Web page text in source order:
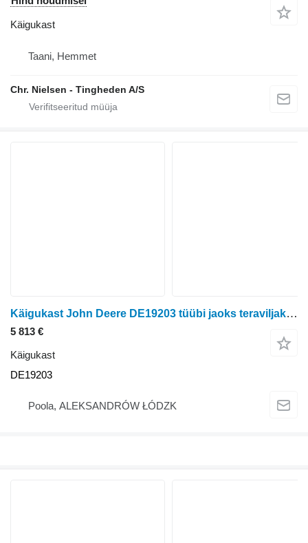
Käigukast
Taani, Hemmet
Chr. Nielsen - Tingheden A/S
Käigukast John Deere DE19203 tüübi jaoks teraviljakombaini John Deere S660, S670, S680
5 813 €
Käigukast
DE19203
Poola, ALEKSANDRÓW ŁÓDZK